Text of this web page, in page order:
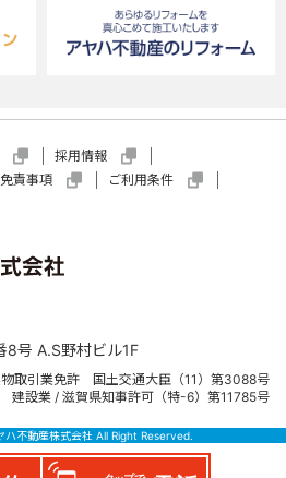
くは商品開発等の調査分析の
あたっては適法かつ公正な手
、お客様にご提供いただいた
た利用目的の範囲内で利用
はありません。
、お客様からのお申し出が
させていただきます。
供します。提供する個人情報
、ご住所で、あらかじめお客
採用情報
免責事項
ご利用条件
8号 A.S野村ビル1F
取引業免許 国土交通大臣（11）第3088号
建設業 / 滋賀県知事許可（特-6）第11785号
不動産株式会社 All Right Reserved.